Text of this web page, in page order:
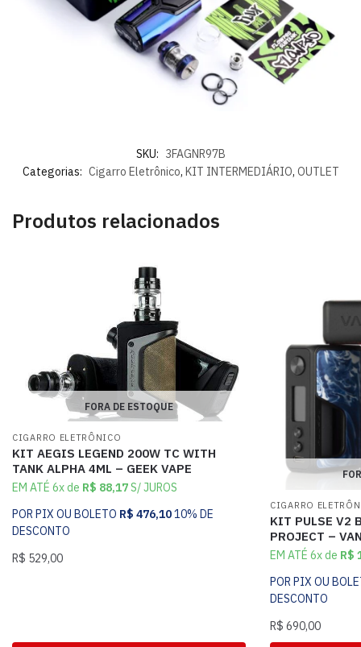
SKU: 3FAGNR97B
Categorias: Cigarro Eletrônico, KIT INTERMEDIÁRIO, OUTLET
Produtos relacionados
FORA DE ESTOQUE
CIGARRO ELETRÔNICO
KIT AEGIS LEGEND 200W TC WITH
TANK ALPHA 4ML – GEEK VAPE
EM ATÉ 6x de R$ 88,17S/ JUROS
POR PIX OU BOLETO R$ 476,1010% DE
DESCONTO
R$ 529,00
CIGARRO
KIT PULSE V2
PROJECT –
EM ATÉ 6x de R$
POR PIX OU
DESCONTO
R$ 690,00